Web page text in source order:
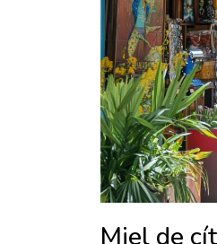
Miel de